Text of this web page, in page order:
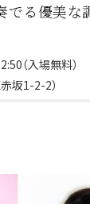
でる優美な
（入場無料）
坂1-2-2）